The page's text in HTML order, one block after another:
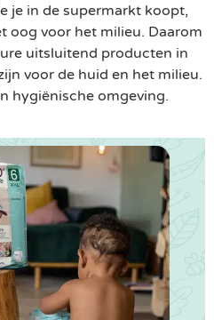
je in de supermarkt koopt,
oog voor het milieu. Daarom
uitsluitend producten in
voor de huid en het milieu.
hygiënische omgeving.